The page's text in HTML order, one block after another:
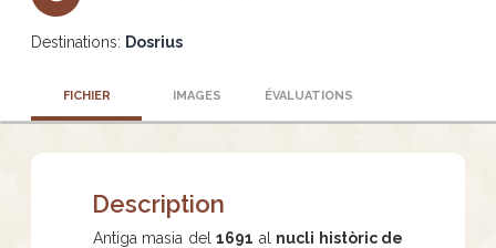
Destinations: Dosrius
FICHIER IMAGES ÉVALUATIONS
Description
Antiga masia del1691 al nucli històric de